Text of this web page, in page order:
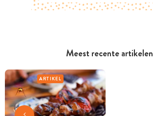
Meest recente artikelen
ARTIKEL